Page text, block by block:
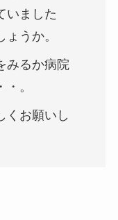
いました
うか。
みるか病院
。
くお願いし